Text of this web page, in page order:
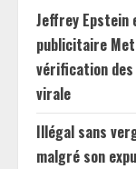
Jeffrey Epstein
publicitaire
vérification
virale
Illégal sans
malgré son